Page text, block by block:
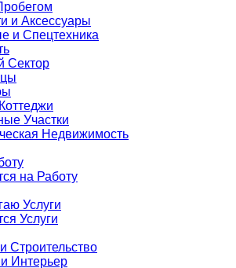
и Аксессуары
и Спецтехника
Сектор
Участки
Недвижимость
на Работу
Услуги
Услуги
Строительство
Интерьер